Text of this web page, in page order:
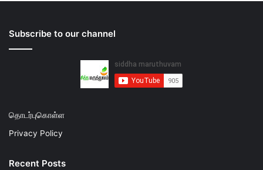
Subscribe to our channel
தொடர்புகொள்ள
Privacy Policy
Recent Posts